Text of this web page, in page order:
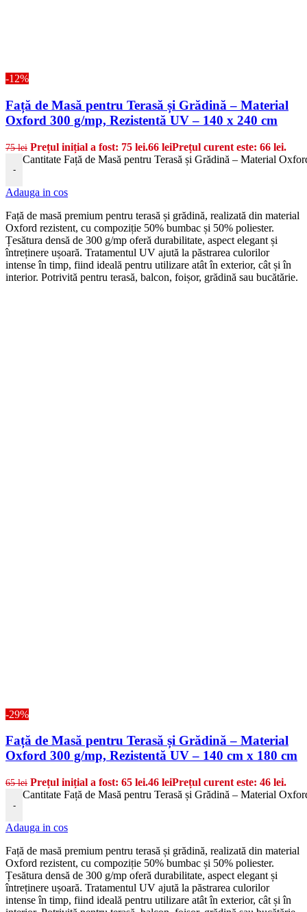
-12%
Față de Masă pentru Terasă și Grădină – Material
Oxford 300 g/mp, Rezistentă UV – 140 x 240 cm
75lei Prețul inițial a fost: 75 lei.66 leiPrețul curent este: 66 lei.
-
Cantitate Față de Masă pentru Terasă și Grădină – Material
Adauga in cos
Față de masă premium pentru terasă și grădină, realizată din material
Oxford rezistent, cu compoziție 50% bumbac și 50% poliester.
Țesătura densă de 300 g/mp oferă durabilitate, aspect elegant și
întreținere ușoară. Tratamentul UV ajută la păstrarea culorilor
intense în timp, fiind ideală pentru utilizare atât în exterior, cât și în
interior. Potrivită pentru terasă, balcon, foișor, grădină sau bucătărie.
-29%
Față de Masă pentru Terasă și Grădină – Material
Oxford 300 g/mp, Rezistentă UV – 140 cm x 180 cm
65lei Prețul inițial a fost: 65 lei.46 leiPrețul curent este: 46 lei.
-
Cantitate Față de Masă pentru Terasă și Grădină – Material
Adauga in cos
Față de masă premium pentru terasă și grădină, realizată din material
Oxford rezistent, cu compoziție 50% bumbac și 50% poliester.
Țesătura densă de 300 g/mp oferă durabilitate, aspect elegant și
întreținere ușoară. Tratamentul UV ajută la păstrarea culorilor
intense în timp, fiind ideală pentru utilizare atât în exterior, cât și în